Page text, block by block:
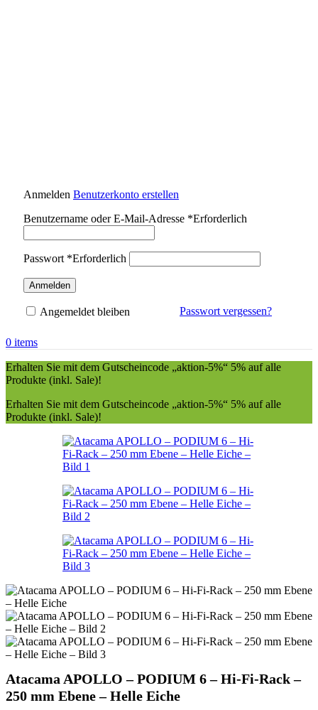
Anmelden Benutzerkonto erstellen
Benutzername oder E-Mail-Adresse *Erforderlich
Passwort *Erforderlich
Anmelden
Passwort vergessen?
Angemeldet bleiben
0 items
Erhalten Sie mit dem Gutscheincode „aktion-5%“ 5% auf alle
Produkte (inkl. Sale)!
Erhalten Sie mit dem Gutscheincode „aktion-5%“ 5% auf alle
Produkte (inkl. Sale)!
Atacama APOLLO – PODIUM 6 – Hi-Fi-Rack –
250 mm Ebene – Helle Eiche